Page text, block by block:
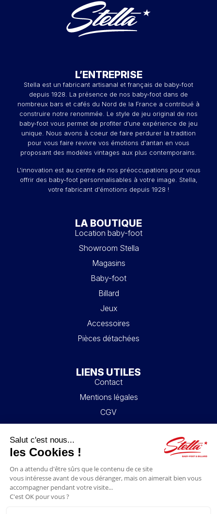
L’ENTREPRISE
Stella est un fabricant artisanal et français de baby-foot
depuis 1928. La présence de nos baby-foot dans de
nombreux bars et cafés du Nord de la France a contribué à
construire notre renommée. Le style de jeu original de nos
baby-foot vous permet de profiter d'une expérience de jeu
unique. Nous avons à coeur de faire perdurer la tradition
pour vous faire revivre vos émotions d'antan en vous
proposant des modèles vintages aux plus contemporains.
L'innovation est au centre de nos préoccupations pour vous
offrir des baby-foot personnalisables à votre image. Stella,
votre fabricant d'émotions depuis 1928 !
LA BOUTIQUE
Location baby-foot
Showroom Stella
Magasins
Baby-foot
Billard
Jeux
Accessoires
Pièces détachées
LIENS UTILES
Contact
Mentions légales
CGV
NOUS SUIVRE